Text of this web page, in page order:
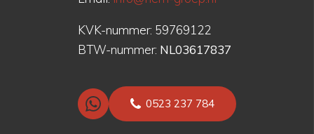
KVK-nummer: 59769122
BTW-nummer: NL03617837
0523 237 784